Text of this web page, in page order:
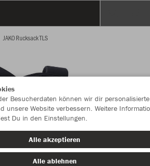
JAKO Rucksack TLS
Besucherdaten können wir dir personalisierte
unsere Website verbessern. Weitere
Du in den Einstellungen.
Alle akzeptieren
Alle ablehnen